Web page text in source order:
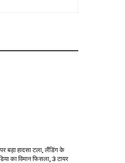
पर बड़ा हादसा टला, लैंडिंग के
का विमान फिसला, 3 टायर